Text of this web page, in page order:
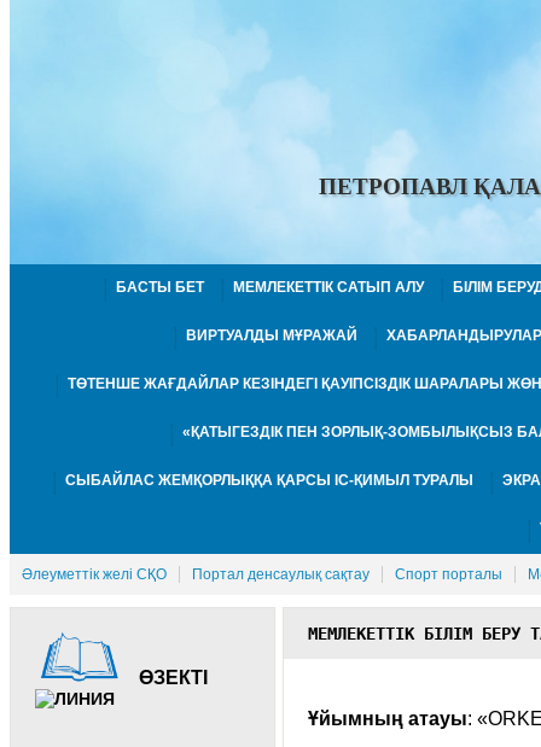
ПЕТРОПАВЛ
БАСТЫ БЕТ МЕМЛЕКЕТТІК САТЫП АЛУ БІЛІМ
ВИРТУАЛДЫ МҰРАЖАЙ ХАБАРЛАНДЫРУЛАР
ТӨТЕНШЕ ЖАҒДАЙЛАР КЕЗІНДЕГІ ҚАУІПСІЗДІК ШАРАЛАРЫ
«ҚАТЫГЕЗДІК ПЕН ЗОРЛЫҚ-ЗОМБЫЛЫҚСЫЗ
СЫБАЙЛАС ЖЕМҚОРЛЫҚҚА ҚАРСЫ ІС-ҚИМЫЛ ТУРАЛЫ
Әлеуметтік желі СҚО Портал денсаулық сақтау Спорт порталы
ӨЗЕКТІ
МЕМЛЕКЕТТІК БІЛІМ БЕРУ
Ұйымның атауы: